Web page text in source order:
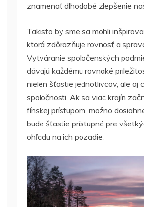
znamenať dlhodobé zlepšenie
Takisto by sme sa mohli
ktorá zdôrazňuje rovnosť a
Vytváranie spoločenských
dávajú každému rovnaké
nielen šťastie jednotlivcov, ale aj
spoločnosti. Ak sa viac krajín
fínskej prístupom, možno
bude šťastie prístupné pre
ohľadu na ich pozadie.